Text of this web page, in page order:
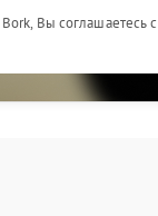
Вы соглашаетесь с